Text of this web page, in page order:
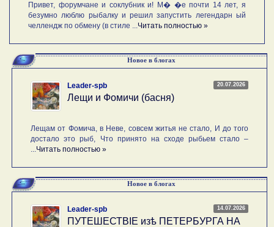
Привет, форумчане и соклубник и! М� �е почти 14 лет, я
безумно люблю рыбалку и решил запустить легендарн ый
челлендж по обмену (в стиле ...Читать полностью »
Новое в блогах
20.07.2026
Leader-spb
Лещи и Фомичи (басня)
Лещам от Фомича, в Неве, совсем житья не стало, И до того
достало это рыб, Что принято на сходе рыбьем стало –
...Читать полностью »
Новое в блогах
14.07.2026
Leader-spb
ПУТЕШЕСТВIE изѣ ПЕТЕРБУРГА НА